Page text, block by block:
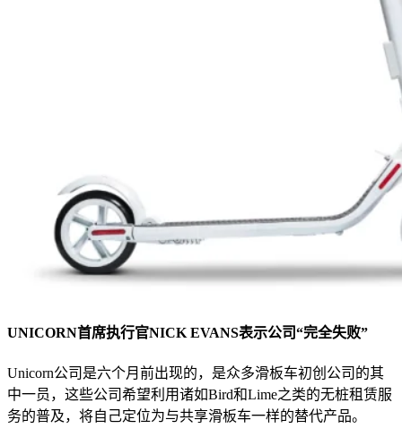
UNICORN首席执行官NICK EVANS表示公司“完全失败”
Unicorn公司是六个月前出现的，是众多滑板车初创公司的其
中一员，这些公司希望利用诸如Bird和Lime之类的无桩租赁服
务的普及，将自己定位为与共享滑板车一样的替代产品。